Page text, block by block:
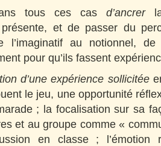
tous ces cas d’ancrerla
présente, et de passer du
l’imaginatif au notionnel, de
pour qu’ils fassent
d’une expérience sollicitée
le jeu, une opportunité
; la focalisation sur sa
et au groupe comme «
en classe ; l’émotion